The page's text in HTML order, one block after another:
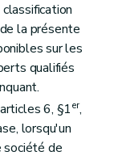
la présente
sur les
qualifiés
6, §1er,
lorsqu'un
société de